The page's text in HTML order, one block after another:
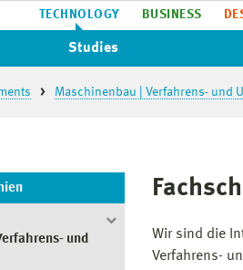
TECHNOLOGY BUSINESS
Studies
Maschinenbau | Verfahrens- und
und
Wir sind die
Verfahrens-